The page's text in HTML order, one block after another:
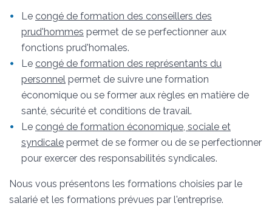
Le congé de formation des conseillers des
prud'hommes permet de se perfectionner aux
fonctions prud'homales.
Le congé de formation des représentants du
personnel permet de suivre une formation
économique ou se former aux règles en matière de
santé, sécurité et conditions de travail.
Le congé de formation économique, sociale et
syndicale permet de se former ou de se perfectionner
pour exercer des responsabilités syndicales.
Nous vous présentons les formations choisies par le
salarié et les formations prévues par l'entreprise.